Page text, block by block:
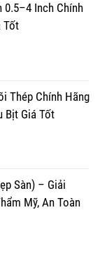
0.5–4 Inch Chính
Tốt
Thép Chính Hãng
Bịt Giá Tốt
Sàn) – Giải
Mỹ, An Toàn